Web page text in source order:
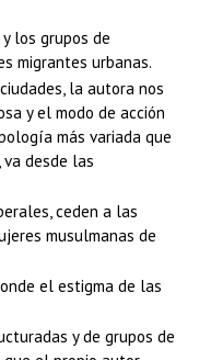
los grupos de
migrantes urbanas.
la autora nos
y el modo de acción
más variada que
desde las
ceden a las
musulmanas de
el estigma de las
y de grupos de